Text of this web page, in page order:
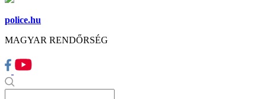
police.hu
MAGYAR RENDŐRSÉG